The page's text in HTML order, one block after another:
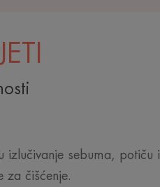
izlučivanje sebuma, potiču i
za čišćenje.